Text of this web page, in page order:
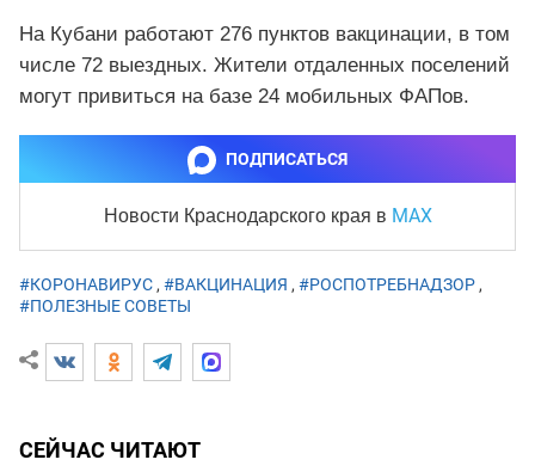
На Кубани работают 276 пунктов вакцинации, в том
числе 72 выездных. Жители отдаленных поселений
могут привиться на базе 24 мобильных ФАПов.
ПОДПИСАТЬСЯ
Новости Краснодарского края в MAX
#КОРОНАВИРУС , #ВАКЦИНАЦИЯ , #РОСПОТРЕБНАДЗОР ,
#ПОЛЕЗНЫЕ СОВЕТЫ
СЕЙЧАС ЧИТАЮТ